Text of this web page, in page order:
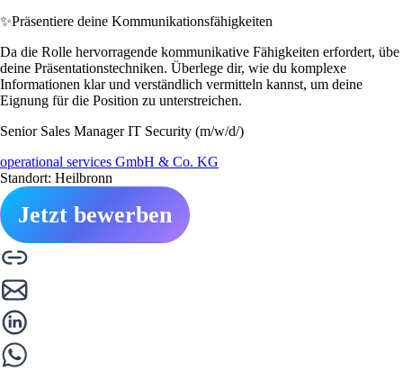
✨Präsentiere deine Kommunikationsfähigkeiten
Da die Rolle hervorragende kommunikative Fähigkeiten erfordert, übe
deine Präsentationstechniken. Überlege dir, wie du komplexe
Informationen klar und verständlich vermitteln kannst, um deine
Eignung für die Position zu unterstreichen.
Senior Sales Manager IT Security (m/w/d/)
operational services GmbH & Co. KG
Standort: Heilbronn
Jetzt bewerben